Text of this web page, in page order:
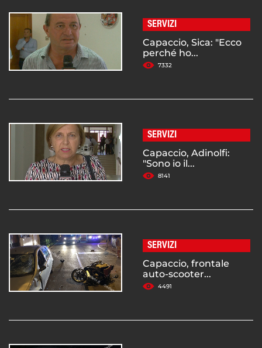
SERVIZI
Capaccio, Sica: "Ecco
perché ho...
7332
SERVIZI
Capaccio, Adinolfi:
"Sono io il...
8141
SERVIZI
Capaccio, frontale
auto-scooter...
4491